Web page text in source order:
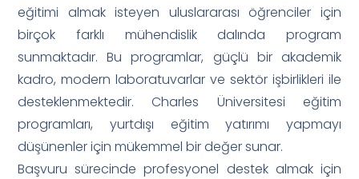
eğitimi almak isteyen uluslararası öğrenciler için
birçok farklı mühendislik dalında program
sunmaktadır. Bu programlar, güçlü bir akademik
kadro, modern laboratuvarlar ve sektör işbirlikleri ile
desteklenmektedir. Charles Üniversitesi eğitim
programları, yurtdışı eğitim yatırımı yapmayı
düşünenler için mükemmel bir değer sunar.
Başvuru sürecinde profesyonel destek almak için